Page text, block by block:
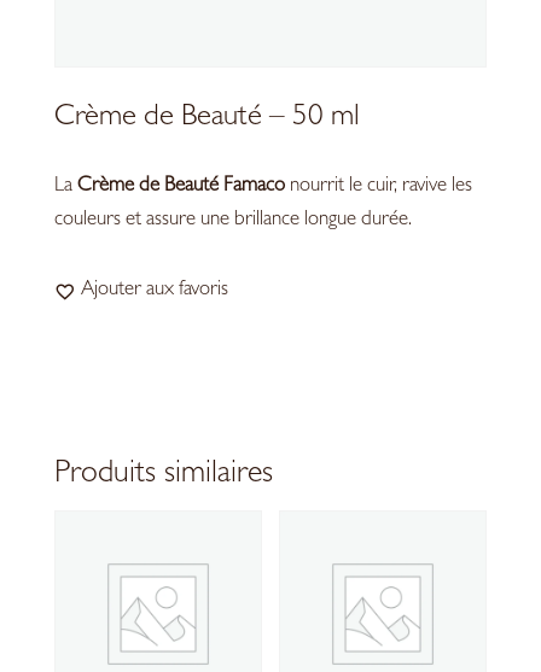
Crème de Beauté – 50 ml
La Crème de Beauté Famaconourrit le cuir, ravive les
couleurs et assure une brillance longue durée.
Ajouter aux favoris
Produits similaires